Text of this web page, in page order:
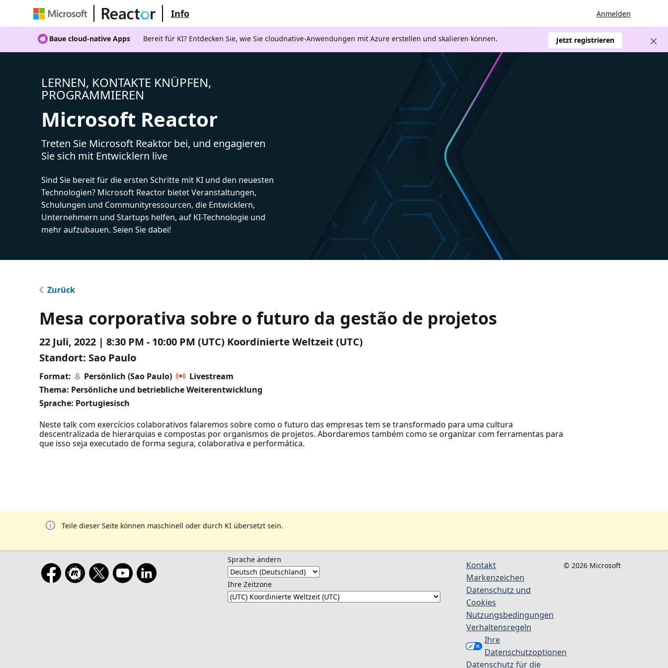
Info Anmelden
Baue cloud-native Apps Bereit für KI? Entdecken Sie, wie Sie cloudnative-Anwendungen mit Azure erstellen und skalieren können. Jetzt registrieren
LERNEN, KONTAKTE KNÜPFEN,
PROGRAMMIEREN
Microsoft Reactor
Treten Sie Microsoft Reaktor bei, und engagieren
Sie sich mit Entwicklern live
Sind Sie bereit für die ersten Schritte mit KI und den neuesten
Technologien? Microsoft Reactor bietet Veranstaltungen,
Schulungen und Communityressourcen, die Entwicklern,
Unternehmern und Startups helfen, auf KI-Technologie und
mehr aufzubauen. Seien Sie dabei!
Zurück
Mesa corporativa sobre o futuro da gestão de projetos
22 Juli, 2022 | 8:30 PM - 10:00 PM (UTC) Koordinierte Weltzeit (UTC)
Standort: Sao Paulo
Format: Persönlich (Sao Paulo)
Livestream
Thema: Persönliche und betriebliche Weiterentwicklung
Sprache: Portugiesisch
Neste talk com exercícios colaborativos falaremos sobre como o futuro das empresas tem se transformado para uma cultura
descentralizada de hierarquias e compostas por organismos de projetos. Abordaremos também como se organizar com ferramentas para
que isso seja executado de forma segura, colaborativa e performática.
Teile dieser Seite können maschinell oder durch KI übersetzt sein.
Sprache ändern
Ihre Zeitzone
Kontakt
Markenzeichen
Datenschutz und
Cookies
Nutzungsbedingungen
Verhaltensregeln
Ihre
Datenschutzoptionen
Datenschutz für die
© 2026 Microsoft